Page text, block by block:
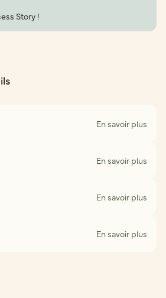
Story !
En savoir plus
En savoir plus
En savoir plus
En savoir plus